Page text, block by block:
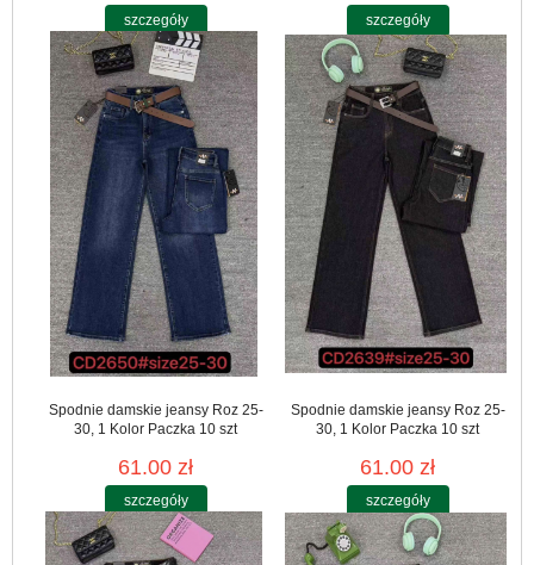
szczegóły szczegóły
Spodnie damskie jeansy Roz 25-
30, 1 Kolor Paczka 10 szt
61.00 zł
szczegóły
Spodnie damskie jeansy Roz 25-
30, 1 Kolor Paczka 10 szt
61.00 zł
szczegóły